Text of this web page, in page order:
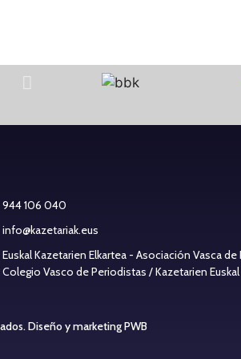
944 106 040
info@kazetariak.eus
Euskal Kazetarien Elkartea - Asociación Vasca
Colegio Vasco de Periodistas / Kazetarien Euskal
Diseño y marketing PWB